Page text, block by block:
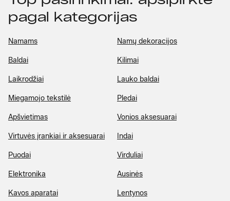
pagal kategorijas
Namams Namų dekoracijos
Baldai Kilimai
Laikrodžiai Lauko baldai
Miegamojo tekstilė Pledai
Apšvietimas Vonios aksesuarai
Virtuvės įrankiai ir aksesuarai Indai
Puodai Virduliai
Elektronika Ausinės
Kavos aparatai Lentynos